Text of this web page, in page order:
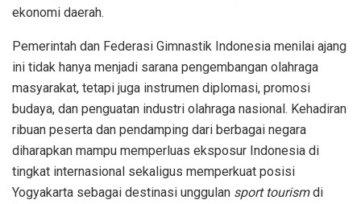
ekonomi daerah.
Pemerintah dan Federasi Gimnastik Indonesia menilai ajang
ini tidak hanya menjadi sarana pengembangan olahraga
masyarakat, tetapi juga instrumen diplomasi, promosi
budaya, dan penguatan industri olahraga nasional. Kehadiran
ribuan peserta dan pendamping dari berbagai negara
diharapkan mampu memperluas eksposur Indonesia di
tingkat internasional sekaligus memperkuat posisi
Yogyakarta sebagai destinasi unggulan sport tourismdi